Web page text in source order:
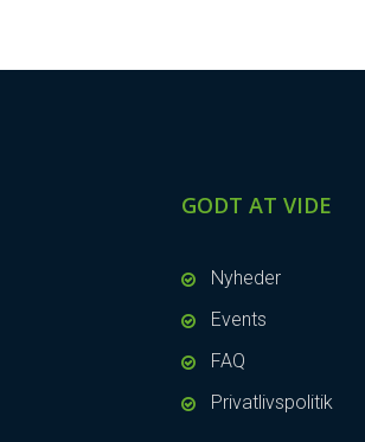
GODT AT VIDE
Nyheder
Events
FAQ
Privatlivspolitik